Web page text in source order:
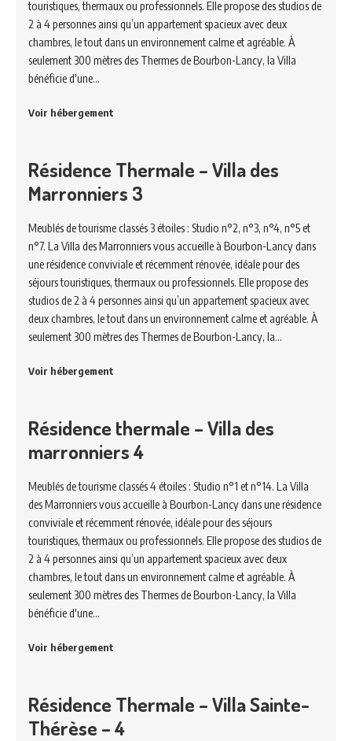
touristiques, thermaux ou professionnels. Elle propose des studios de
2 à 4 personnes ainsi qu’un appartement spacieux avec deux
chambres, le tout dans un environnement calme et agréable. À
seulement 300 mètres des Thermes de Bourbon-Lancy, la Villa
bénéficie d'une…
Voir hébergement
Résidence Thermale – Villa des
Marronniers 3
Meublés de tourisme classés 3 étoiles : Studio n°2, n°3, n°4, n°5 et
n°7. La Villa des Marronniers vous accueille à Bourbon-Lancy dans
une résidence conviviale et récemment rénovée, idéale pour des
séjours touristiques, thermaux ou professionnels. Elle propose des
studios de 2 à 4 personnes ainsi qu’un appartement spacieux avec
deux chambres, le tout dans un environnement calme et agréable. À
seulement 300 mètres des Thermes de Bourbon-Lancy, la…
Voir hébergement
Résidence thermale – Villa des
marronniers 4
Meublés de tourisme classés 4 étoiles : Studio n°1 et n°14. La Villa
des Marronniers vous accueille à Bourbon-Lancy dans une résidence
conviviale et récemment rénovée, idéale pour des séjours
touristiques, thermaux ou professionnels. Elle propose des studios de
2 à 4 personnes ainsi qu’un appartement spacieux avec deux
chambres, le tout dans un environnement calme et agréable. À
seulement 300 mètres des Thermes de Bourbon-Lancy, la Villa
bénéficie d'une…
Voir hébergement
Résidence Thermale – Villa Sainte-
Thérèse – 4